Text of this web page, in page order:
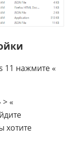
11 нажмите «
> «
хотите